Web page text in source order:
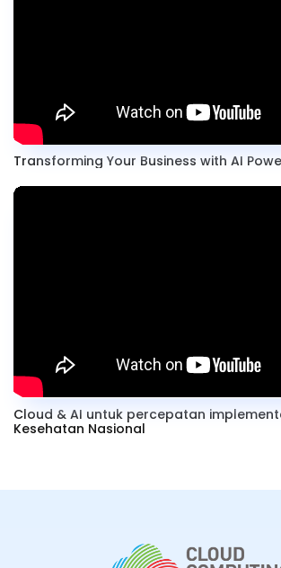
Transforming Your Business with AI
Cloud & AI untuk percepatan
Kesehatan Nasional